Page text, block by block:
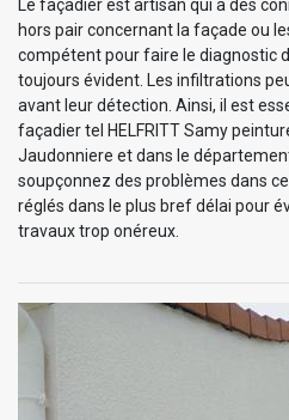
Le façadier est artisan qui a des
hors pair concernant la façade ou
compétent pour faire le diagnostic
toujours évident. Les infiltrations
avant leur détection. Ainsi, il est
façadier tel HELFRITT Samy
Jaudonniere et dans le
soupçonnez des problèmes dans
réglés dans le plus bref délai pour
travaux trop onéreux.